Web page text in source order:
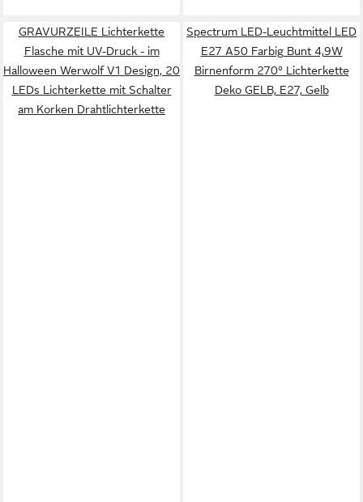
GRAVURZEILE Lichterkette
Flasche mit UV-Druck - im
Halloween Werwolf V1 Design, 20
LEDs Lichterkette mit Schalter
am Korken Drahtlichterkette
Spectrum LED-Leuchtmittel LED
E27 A50 Farbig Bunt 4,9W
Birnenform 270° Lichterkette
Deko GELB, E27, Gelb